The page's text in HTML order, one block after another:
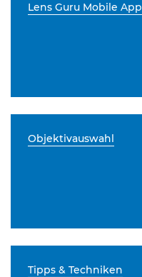
Lens Guru Mobile App
Objektivauswahl
Tipps & Techniken